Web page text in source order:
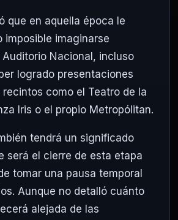
que en aquella época le
imposible imaginarse
Nacional, incluso
logrado presentaciones
como el Teatro de la
Iris o el propio Metropólitan.
tendrá un significado
será el cierre de esta etapa
tomar una pausa temporal
Aunque no detalló cuánto
alejada de las